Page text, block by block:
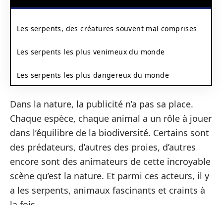
Les serpents, des créatures souvent mal comprises
Les serpents les plus venimeux du monde
Les serpents les plus dangereux du monde
Dans la nature, la publicité n’a pas sa place.
Chaque espèce, chaque animal a un rôle à jouer
dans l’équilibre de la biodiversité. Certains sont
des prédateurs, d’autres des proies, d’autres
encore sont des animateurs de cette incroyable
scène qu’est la nature. Et parmi ces acteurs, il y
a les serpents, animaux fascinants et craints à